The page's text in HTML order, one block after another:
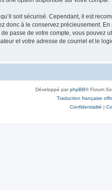
soit sécurisé. Cependant, il est
donc à le conservez précieusement.
passe de votre compte, vous pouvez
et votre adresse de courriel et le
Développé parphpBB® Forum
Traduction française
Confidentialité |